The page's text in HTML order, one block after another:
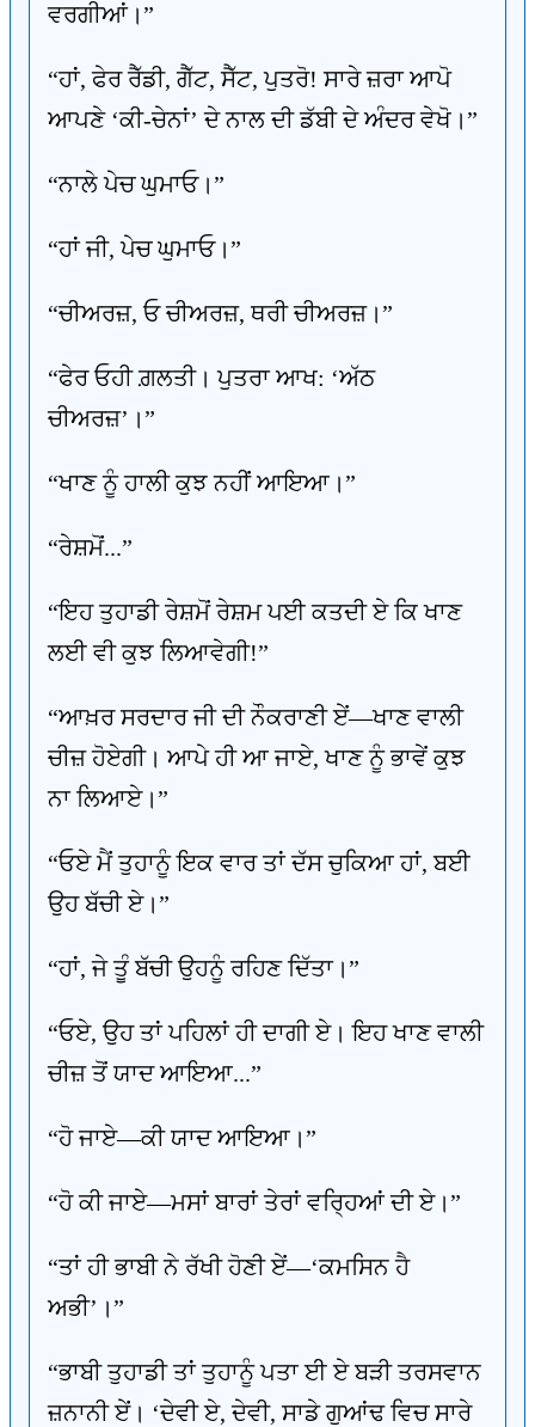
ਵਰਗੀਆਂ।”
“ਹਾਂ, ਫੇਰ ਰੈੱਡੀ, ਗੈੱਟ, ਸੈੱਟ, ਪੁਤਰੋ! ਸਾਰੇ ਜ਼ਰਾ ਆਪੋ
ਆਪਣੇ ‘ਕੀ-ਚੇਨਾਂ’ ਦੇ ਨਾਲ ਦੀ ਡੱਬੀ ਦੇ ਅੰਦਰ ਵੇਖੋ।”
“ਨਾਲੇ ਪੇਚ ਘੁਮਾਓ।”
“ਹਾਂ ਜੀ, ਪੇਚ ਘੁਮਾਓ।”
“ਚੀਅਰਜ਼, ਓ ਚੀਅਰਜ਼, ਥਰੀ ਚੀਅਰਜ਼।”
“ਫੇਰ ਓਹੀ ਗ਼ਲਤੀ। ਪੁਤਰਾ ਆਖ: ‘ਅੱਠ
ਚੀਅਰਜ਼’।”
“ਖਾਣ ਨੂੰ ਹਾਲੀ ਕੁਝ ਨਹੀਂ ਆਇਆ।”
“ਰੇਸ਼ਮੋਂ...”
“ਇਹ ਤੁਹਾਡੀ ਰੇਸ਼ਮੋਂ ਰੇਸ਼ਮ ਪਈ ਕਤਦੀ ਏ ਕਿ ਖਾਣ
ਲਈ ਵੀ ਕੁਝ ਲਿਆਵੇਗੀ!”
“ਆਖ਼ਰ ਸਰਦਾਰ ਜੀ ਦੀ ਨੌਕਰਾਣੀ ਏਂ—ਖਾਣ ਵਾਲੀ
ਚੀਜ਼ ਹੋਏਗੀ। ਆਪੇ ਹੀ ਆ ਜਾਏ, ਖਾਣ ਨੂੰ ਭਾਵੇਂ ਕੁਝ
ਨਾ ਲਿਆਏ।”
“ਓਏ ਮੈਂ ਤੁਹਾਨੂੰ ਇਕ ਵਾਰ ਤਾਂ ਦੱਸ ਚੁਕਿਆ ਹਾਂ, ਬਈ
ਉਹ ਬੱਚੀ ਏ।”
“ਹਾਂ, ਜੇ ਤੂੰ ਬੱਚੀ ਉਹਨੂੰ ਰਹਿਣ ਦਿੱਤਾ।”
“ਓਏ, ਉਹ ਤਾਂ ਪਹਿਲਾਂ ਹੀ ਦਾਗੀ ਏ। ਇਹ ਖਾਣ ਵਾਲੀ
ਚੀਜ਼ ਤੋਂ ਯਾਦ ਆਇਆ...”
“ਹੋ ਜਾਏ—ਕੀ ਯਾਦ ਆਇਆ।”
“ਹੋ ਕੀ ਜਾਏ—ਮਸਾਂ ਬਾਰਾਂ ਤੇਰਾਂ ਵਰ੍ਹਿਆਂ ਦੀ ਏ।”
“ਤਾਂ ਹੀ ਭਾਬੀ ਨੇ ਰੱਖੀ ਹੋਣੀ ਏਂ—‘ਕਮਸਿਨ ਹੈ
ਅਭੀ’।”
“ਭਾਬੀ ਤੁਹਾਡੀ ਤਾਂ ਤੁਹਾਨੂੰ ਪਤਾ ਈ ਏ ਬੜੀ ਤਰਸਵਾਨ
ਜ਼ਨਾਨੀ ਏਂ। ‘ਦੇਵੀ ਏ, ਦੇਵੀ, ਸਾਡੇ ਗੁਆਂਢ ਵਿਚ ਸਾਰੇ